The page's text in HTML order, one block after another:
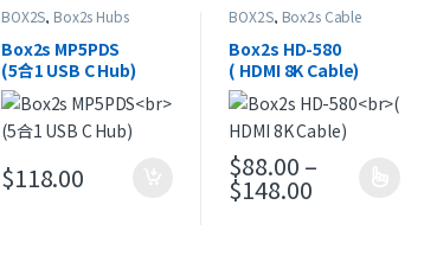
BOX2S, Box2s Hubs
Box2s MP5PDS
(5合1 USB C Hub)
$118.00
BOX2S, Box2s Cable
Box2s HD-580
( HDMI 8K Cable)
$88.00 –
$148.00價格範圍
此產品有多種款式。 可在